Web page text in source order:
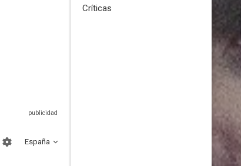
España
Críticas